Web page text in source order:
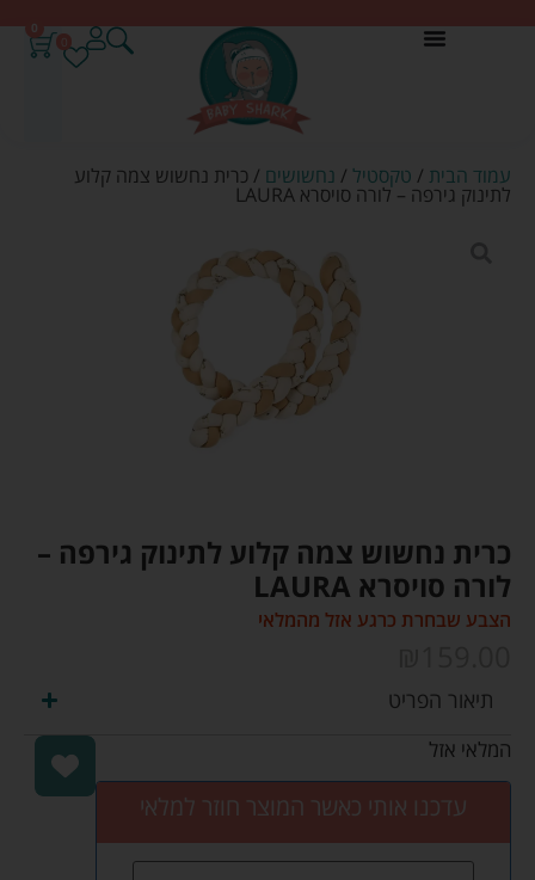
0
עמוד הבית / טקסטיל / נחשושים / כרית נחשוש צמה קלוע
לתינוק גירפה – לורה סויסרא LAURA
כרית נחשוש צמה קלוע לתינוק גירפה –
לורה סויסרא LAURA
הצבע שבחרת כרגע אזל מהמלאי
תיאור הפריט
המלאי אזל
עדכנו אותי כאשר המוצר חוזר למלאי